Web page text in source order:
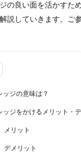
の良い面を活かすた
説していきます。ご
ッジの意味は？
ッジをかけるメリット・
メリット
デメリット